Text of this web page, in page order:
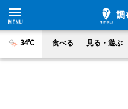
34°C 食べる 見る・遊ぶ